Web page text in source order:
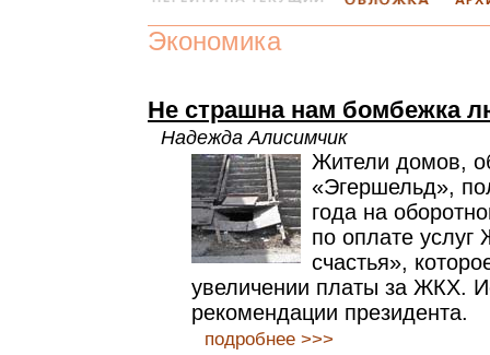
Экономика
Не страшна нам бомбежка
Надежда Алисимчик
Жители домов,
«Эгершельд»,
года на
по оплате
счастья»,
увеличении платы за ЖКХ.
рекомендации президента.
подробнее >>>